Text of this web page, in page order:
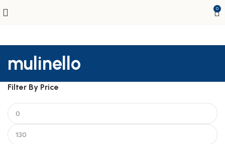
0
mulinello
Filter By Price
Prezzo
Prezzo